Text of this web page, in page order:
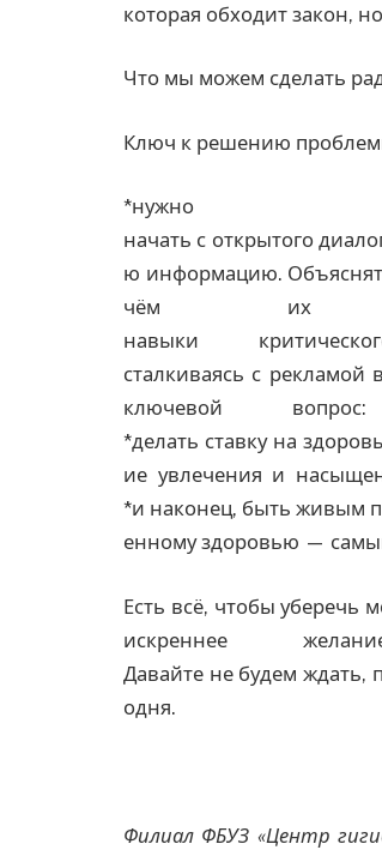
которая обходит закон,
Что мы можем сделать
Ключ к решению
*нужно
начать с открытого
ю информацию.
чём их
навыки
сталкиваясь с
ключевой
*делать ставку на
ие увлечения и
*и наконец, быть живым
енному здоровью —
Есть всё, чтобы
искреннее
Давайте не будем ждать,
одня.
Филиал ФБУЗ «Центр